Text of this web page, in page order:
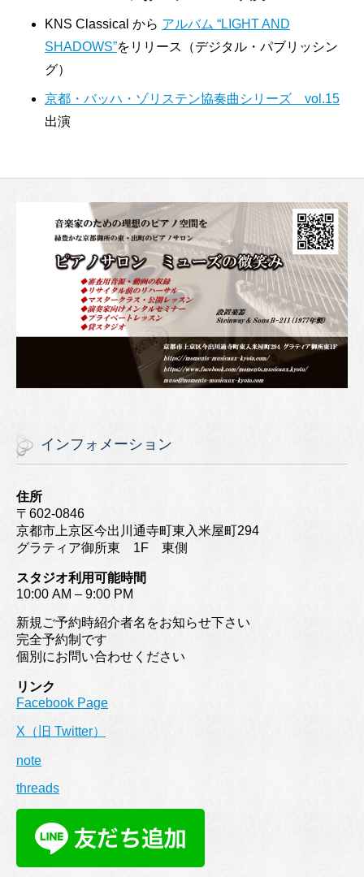
KNS Classical から アルバム “LIGHT AND
SHADOWS”をリリース（デジタル・パブリッシン
グ）
京都・バッハ・ゾリステン協奏曲シリーズ vol.15
出演
インフォメーション
住所
〒602-0846
京都市上京区今出川通寺町東入米屋町294
グラティア御所東 1F 東側
スタジオ利用可能時間
10:00 AM – 9:00 PM
新規ご予約時紹介者名をお知らせ下さい
完全予約制です
個別にお問い合わせください
リンク
Facebook Page
X（旧 Twitter）
note
threads